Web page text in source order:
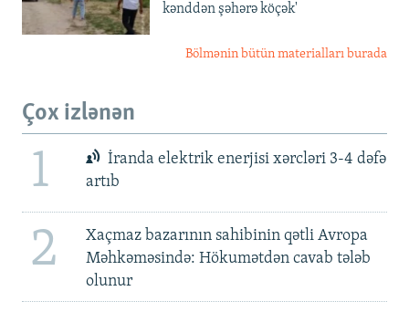
kənddən şəhərə köçək'
Bölmənin bütün materialları burada
Çox izlənən
1
İranda elektrik enerjisi xərcləri 3-4 dəfə
artıb
2
Xaçmaz bazarının sahibinin qətli Avropa
Məhkəməsində: Hökumətdən cavab tələb
olunur